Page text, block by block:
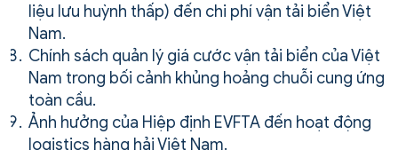
liệu lưu huỳnh thấp) đến chi phí vận tải biển Việt
Nam.
Chính sách quản lý giá cước vận tải biển của Việt
Nam trong bối cảnh khủng hoảng chuỗi cung ứng
toàn cầu.
Ảnh hưởng của Hiệp định EVFTA đến hoạt động
logistics hàng hải Việt Nam.